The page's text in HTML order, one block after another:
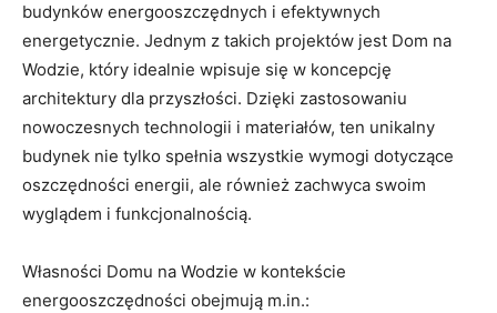
budynków energooszczędnych i efektywnych
energetycznie. Jednym z takich projektów ⁤jest Dom na
Wodzie, ⁤który‌ idealnie wpisuje się⁢ w koncepcję
architektury dla ​przyszłości. Dzięki‌ zastosowaniu
nowoczesnych technologii i materiałów, ten unikalny
budynek nie tylko spełnia wszystkie wymogi‌ dotyczące
oszczędności energii, ale również zachwyca swoim
wyglądem​ i funkcjonalnością.
Własności Domu na Wodzie w kontekście
energooszczędności ‌obejmują⁣ m.in.: